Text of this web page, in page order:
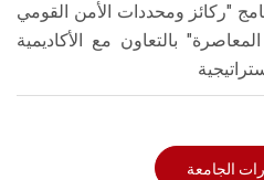
"ركائز ومحددات الأمن القومي
بالتعاون مع الأكاديمية
الجامعة